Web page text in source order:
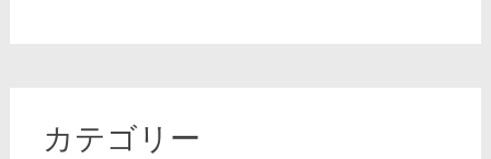
カテゴリー